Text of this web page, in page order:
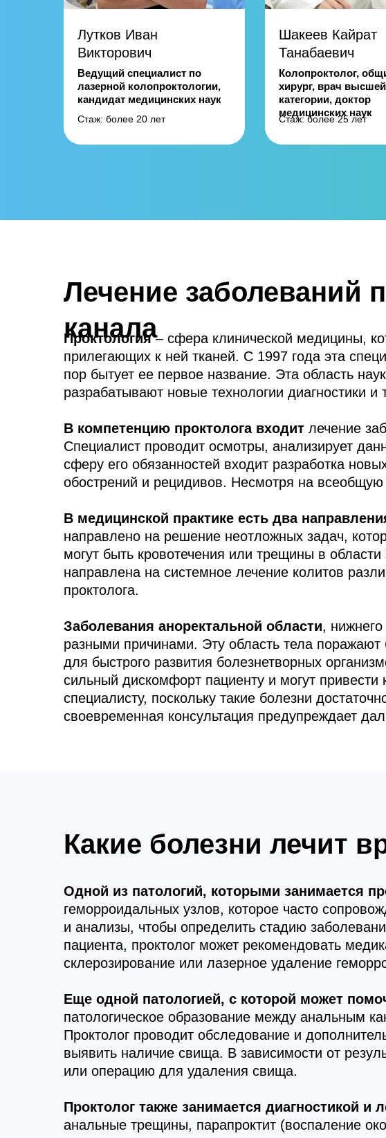
Лутков Иван
Викторович
Ведущий специалист по
лазерной колопроктологии,
кандидат медицинских наук
Стаж: более 20 лет
Шакеев Кайрат
Танабаевич
Колопроктолог,
хирург, врач высшей
категории, доктор
медицинских наук
Стаж: более 25 лет
Лечение заболеваний
канала
Проктология– сфера клинической медицины,
прилегающих к ней тканей. С 1997 года эта
пор бытует ее первое название. Эта область
разрабатывают новые технологии диагностики и
В компетенцию проктолога входит лечение
Специалист проводит осмотры, анализирует
сферу его обязанностей входит разработка
обострений и рецидивов. Несмотря на всеобщую
В медицинской практике есть два
направлено на решение неотложных задач,
могут быть кровотечения или трещины в
направлена на системное лечение колитов
проктолога.
Заболевания аноректальной области,
разными причинами. Эту область тела поражают
для быстрого развития болезнетворных
сильный дискомфорт пациенту и могут
специалисту, поскольку такие болезни
своевременная консультация предупреждает
Какие болезни лечит
Одной из патологий, которыми занимается
геморроидальных узлов, которое часто
и анализы, чтобы определить стадию
пациента, проктолог может рекомендовать
склерозирование или лазерное удаление
Еще одной патологией, с которой может
патологическое образование между анальным
Проктолог проводит обследование и
выявить наличие свища. В зависимости от
или операцию для удаления свища.
Проктолог также занимается диагностикой и
анальные трещины, парапроктит (воспаление